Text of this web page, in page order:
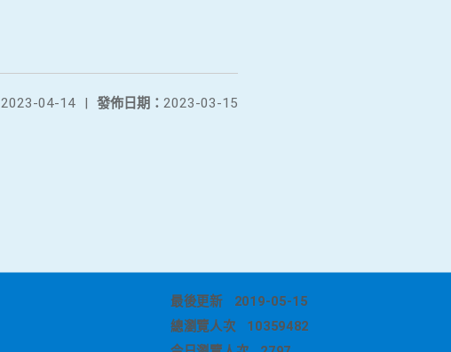
發佈日期： 2023-03-15
2023-04-14 |
最後更新
2019-05-15
總瀏覽人次
10359482